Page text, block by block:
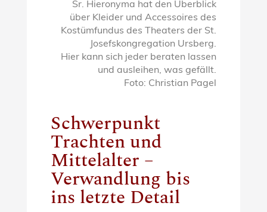
Sr. Hieronyma hat den Überblick
über Kleider und Accessoires des
Kostümfundus des Theaters der St.
Josefskongregation Ursberg.
Hier kann sich jeder beraten lassen
und ausleihen, was gefällt.
Foto: Christian Pagel
Schwerpunkt
Trachten und
Mittelalter –
Verwandlung bis
ins letzte Detail